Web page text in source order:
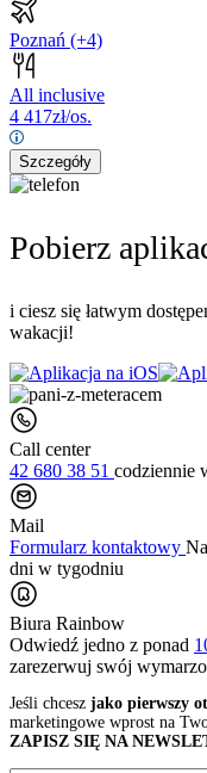
Poznań (+4)
All inclusive
4 417zł/os.
Szczegóły
Pobierz
i ciesz się łatwym
wakacji!
Call center
42 680 38 51 codziennie
Mail
Formularz kontaktowy
dni w tygodniu
Biura Rainbow
Odwiedź jedno z ponad
zarezerwuj swój
Jeśli chcesz jako pierwszy
marketingowe wprost na
ZAPISZ SIĘ NA